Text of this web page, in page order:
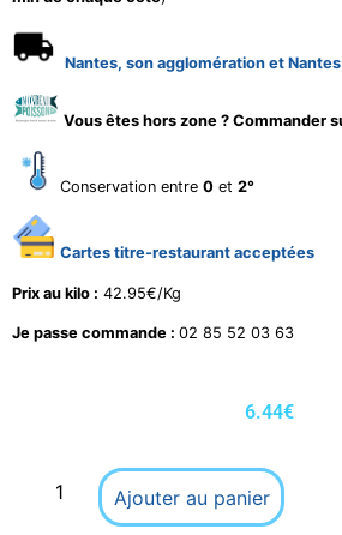
Nantes, son agglomération et Nantes
Vous êtes hors zone ? Commander
Conservation entre 0 et 2°
Cartes titre-restaurant acceptées
Prix au kilo : 42.95€/Kg
Je passe commande : 02 85 52 03 63
6.44€
Ajouter au panier